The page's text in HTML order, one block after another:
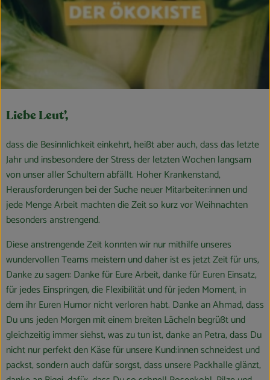
Obst & Gemüse
Kühltheke
Getränke
Kosmetik
Haus, Garten & Co.
So geht’s
Über uns
Blog
Liebe Leut’,
dass die Besinnlichkeit einkehrt, heißt aber auch, dass das letzte
Jahr und insbesondere der Stress der letzten Wochen langsam
von unser aller Schultern abfällt. Hoher Krankenstand,
Herausforderungen bei der Suche neuer Mitarbeiter:innen und
jede Menge Arbeit machten die Zeit so kurz vor Weihnachten
besonders anstrengend.
Diese anstrengende Zeit konnten wir nur mithilfe unseres
wundervollen Teams meistern und daher ist es jetzt Zeit für uns,
Danke zu sagen: Danke für Eure Arbeit, danke für Euren Einsatz,
für jedes Einspringen, die Flexibilität und für jeden Moment, in
dem ihr Euren Humor nicht verloren habt. Danke an Ahmad, dass
Du uns jeden Morgen mit einem breiten Lächeln begrüßt und
gleichzeitig immer siehst, was zu tun ist, danke an Petra, dass Du
nicht nur perfekt den Käse für unsere Kund:innen schneidest und
packst, sondern auch dafür sorgst, dass unsere Packhalle glänzt,